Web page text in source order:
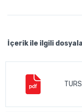
İçerik ile ilgili